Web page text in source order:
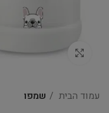
Click to enlarge
עמוד הבית שמפו